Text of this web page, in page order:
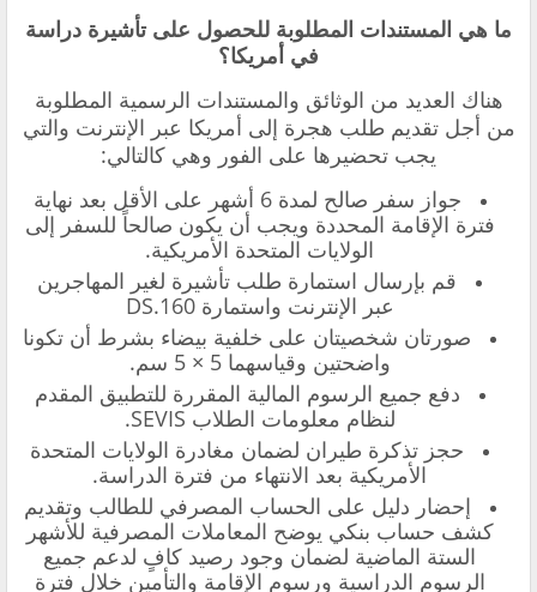
ما هي المستندات المطلوبة للحصول على تأشيرة دراسة
في أمريكا؟
هناك العديد من الوثائق والمستندات الرسمية المطلوبة
من أجلتقديم طلب هجرة إلى أمريكا عبر الإنترنت والتي
يجب تحضيرها على الفور وهي كالتالي:
جواز سفر صالح لمدة 6 أشهر على الأقل بعد نهاية
فترة الإقامة المحددة ويجب أن يكون صالحاً للسفر إلى
الولايات المتحدة الأمريكية.
قم بإرسال استمارة طلب تأشيرة لغير المهاجرين
عبر الإنترنت واستمارة 160.DS
صورتان شخصيتان على خلفية بيضاء بشرط أن تكونا
واضحتين وقياسهما 5 × 5 سم.
دفع جميع الرسوم المالية المقررة للتطبيق المقدم
لنظام معلومات الطلاب SEVIS.
حجز تذكرة طيران لضمان مغادرة الولايات المتحدة
الأمريكية بعد الانتهاء من فترة الدراسة.
إحضار دليل على الحساب المصرفي للطالب وتقديم
كشف حساب بنكي يوضح المعاملات المصرفية للأشهر
الستة الماضية لضمان وجود رصيد كافٍ لدعم جميع
الرسوم الدراسية ورسوم الإقامة والتأمين خلال فترة